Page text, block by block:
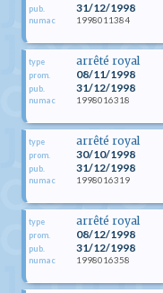
pub. 31/12/1998
numac 1998011384
type arrêté royal
prom. 08/11/1998
pub. 31/12/1998
numac 1998016318
type arrêté royal
prom. 30/10/1998
pub. 31/12/1998
numac 1998016319
type arrêté royal
prom. 08/12/1998
pub. 31/12/1998
numac 1998016358